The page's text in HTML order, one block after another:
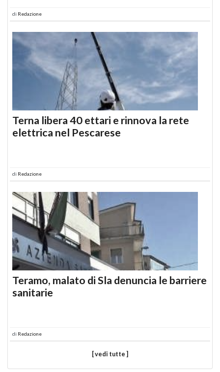
di Redazione
Terna libera 40 ettari e rinnova la rete
elettrica nel Pescarese
di Redazione
Teramo, malato di Sla denuncia le barriere
sanitarie
di Redazione
[ vedi tutte ]